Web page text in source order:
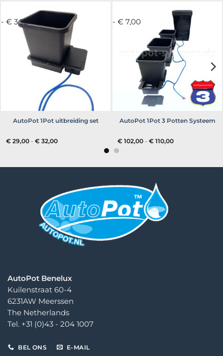
- € 3,92
AutoPot 1Pot uitbreiding set
€ 29,00 - € 32,00Prijsklasse:
- € 7,00
AutoPot 1Pot 3 Potten Systeem
€ 102,00 - € 110,00Prijsklasse:
AutoPot Benelux
Kuilenstraat 60-4
6231AW Meerssen
The Netherlands
Tel. +31 (0)43 - 204 1007
BEL ONS E-MAIL